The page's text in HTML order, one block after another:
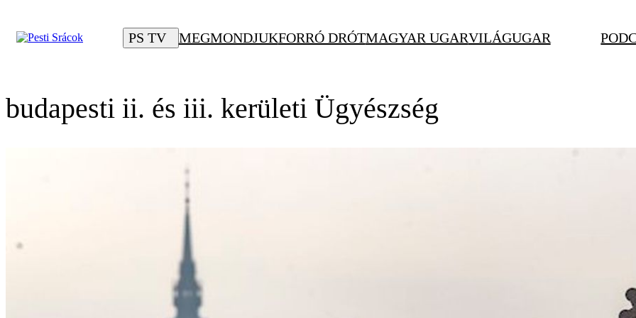
PS TV MEGMONDJUKFORRÓ DRÓTMAGYAR UGARVILÁGUGAR
budapesti ii. és iii. kerületi Ügyészség